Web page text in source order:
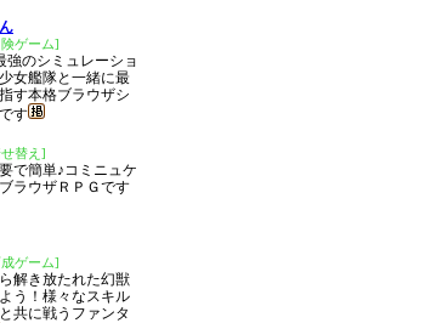
ゲーム]
強のシミュレーショ
女艦隊と一緒に最
す本格ブラウザシ
す
替え]
で簡単♪コミニュケ
ラウザＲＰＧです
ゲーム]
解き放たれた幻獣
う！様々なスキル
共に戦うファンタ